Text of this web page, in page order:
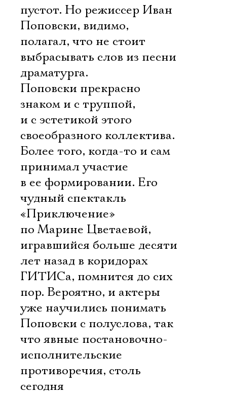
пустот. Но режиссер Иван
Поповски, видимо,
полагал, что не стоит
выбрасывать слов из песни
драматурга.
Поповски прекрасно
знаком и с труппой,
и с эстетикой этого
своеобразного коллектива.
Более того, когда-то и сам
принимал участие
в ее формировании. Его
чудный спектакль
«Приключение»
по Марине Цветаевой,
игравшийся больше десяти
лет назад в коридорах
ГИТИСа, помнится до сих
пор. Вероятно, и актеры
уже научились понимать
Поповски с полуслова, так
что явные постановочно-
исполнительские
противоречия, столь
сегодня